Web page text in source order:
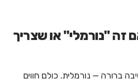
זה "נורמלי" או שצריך
ברורה — נורמלית. כולם חווים